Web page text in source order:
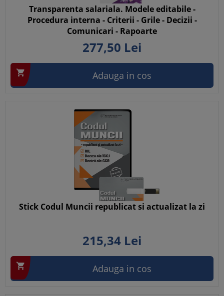
Transparenta salariala. Modele editabile -
Procedura interna - Criterii - Grile - Decizii -
Comunicari - Rapoarte
277,50 Lei
 Adauga in cos
Stick Codul Muncii republicat si actualizat la zi
215,34 Lei
 Adauga in cos